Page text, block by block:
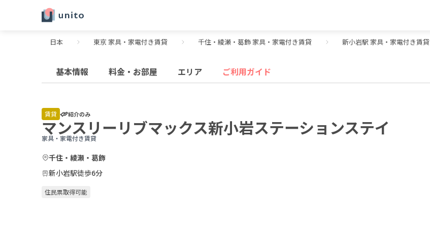
日本 東京 家具・家電付き賃貸 千住・綾瀬・葛飾 家具・家電付き賃貸 新小岩駅 家具・家電付き賃貸
基本情報 料金・お部屋 エリア ご利用ガイド
賃貸 紹介のみ
マンスリーリブマックス新小岩ステーションステイ
家具・家電付き賃貸
千住・綾瀬・葛飾
新小岩駅徒歩6分
住民票取得可能